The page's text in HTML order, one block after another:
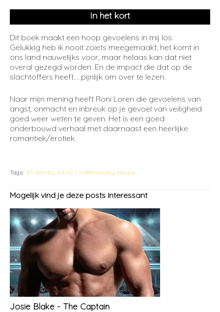
In het kort
Dit boek maakt een hoop gevoelens in mij los.
Gelukkig heb ik nooit zoiets meegemaakt, het komt in
ons land nauwelijks voor, maar helaas kan dat niet
overal gezegd worden. En de impact die dat op de
slachtoffers heeft…..pijnlijk om over te lezen.
Naar mijn mening heeft Roni Loren die gevoelens van
angst, onmacht en inbreuk op je gevoel van veiligheid
goed weer weten te geven. Het is een goed
onderbouwd verhaal met daarnaast een heerlijke
romantiek/erotiek.
Tags: 4.5 sterren Adult Contemporary Review
Mogelijk vind je deze posts interessant
Josie Blake - The Captain